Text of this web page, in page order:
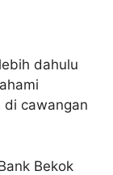
dahulu
di cawangan
Bekok